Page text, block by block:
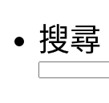
搜尋